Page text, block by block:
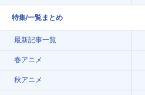
特集/一覧まとめ
最新記事一覧
春アニメ
秋アニメ